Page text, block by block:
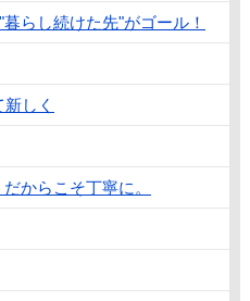
らし続けた先"がゴール！
しく
からこそ丁寧に。